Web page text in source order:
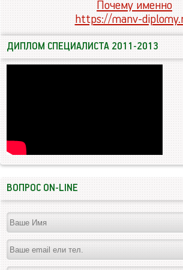
Почему именно
https://manv-
ДИПЛОМ СПЕЦИАЛИСТА 2011-2013
ВОПРОС ON-LINE